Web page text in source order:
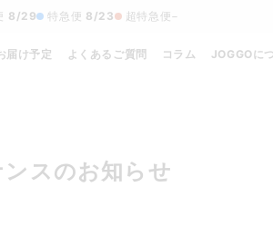
8/29 特急便 8/23 超特急便−
届け予定 よくあるご質問 コラム JOGGOに
ンスのお知らせ